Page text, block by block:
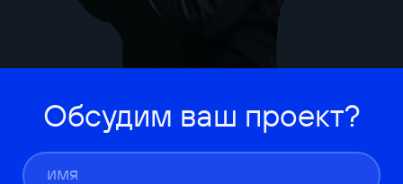
Обсудим ваш проект?